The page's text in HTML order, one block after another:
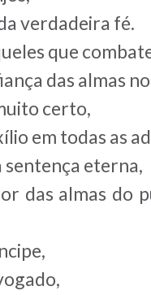
verdadeira fé.
que
das almas
certo,
em todas as
sentença eterna,
das almas do